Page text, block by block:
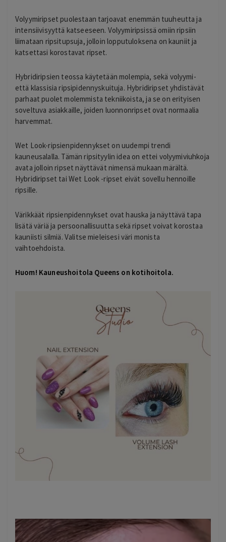
Volyymiripset puolestaan tarjoavat enemmän tuuheutta ja
intensiivisyyttä katseeseen. Volyymiripsissä omiin ripsiin
liimataan ripsitupsuja, jolloin lopputuloksena on kauniit ja
katsettasi korostavat ripset.
Hybridiripsien teossa käytetään molempia, sekä volyymi-
että klassisia ripsipidennyskuituja. Hybridiripset yhdistävät
parhaat puolet molemmista tekniikoista, ja se on erityisen
soveltuva asiakkaille, joiden luonnonripset ovat normaalia
harvemmat.
Wet Look-ripsienpidennykset on uudempi trendi
kauneusalalla. Tämän ripsityylin idea on ettei volyymiviuhkoja
avata jolloin ripset näyttävät nimensä mukaan märältä.
Hybridiripset tai Wet Look -ripset eivät sovellu hennoille
ripsille.
Värikkäät ripsienpidennykset ovat hauska ja näyttävä tapa
lisätä väriä ja persoonallisuutta sekä ripset voivat korostaa
kauniisti silmiä. Valitse mieleisesi väri monista
vaihtoehdoista.
Huom! Kauneushoitola Queens on kotihoitola.